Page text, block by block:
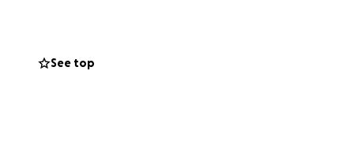
de valor
See top